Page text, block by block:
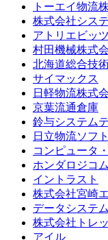
トーエイ物流
株式会社シス
アトリエビッ
村田機械株式
北海道総合技
サイマックス
日軽物流株式
京葉流通倉庫
鈴与システム
日立物流ソフ
コンピュータ
ホンダロジコム
イントラスト
株式会社宮崎
データシステ
株式会社トレ
アイル